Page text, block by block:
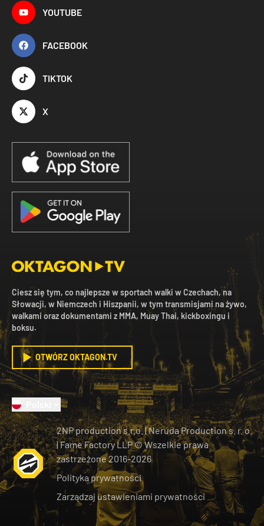
YOUTUBE
FACEBOOK
TIKTOK
X
Ciesz się tym, co najlepsze w sportach walki w Czechach, na
Słowacji, w Niemczech i Hiszpanii, w tym transmisjami na żywo,
walkami oraz dokumentami z MMA, Muay Thai, kickboxingu i
boksu.
OTWÓRZ OKTAGON.TV
2NP production s.r.o.|Neruda Production s. r. o.
| Fame Factory LLP © Wszelkie prawa
zastrzeżone2016-2026
Polityka prywatności
Zarządzaj ustawieniami prywatności